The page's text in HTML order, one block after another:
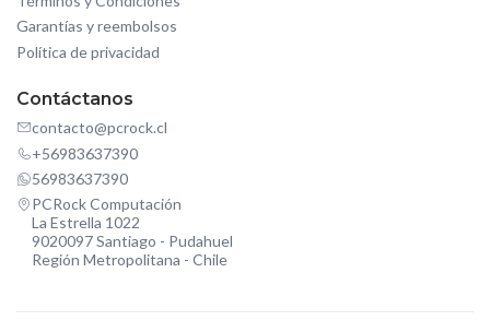
Garantías y reembolsos
Política de privacidad
Contáctanos
contacto@pcrock.cl
+56983637390
56983637390
PCRock Computación
La Estrella 1022
9020097 Santiago - Pudahuel
Región Metropolitana - Chile